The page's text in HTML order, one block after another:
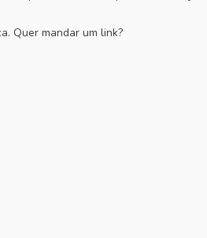
Quer mandar um link?